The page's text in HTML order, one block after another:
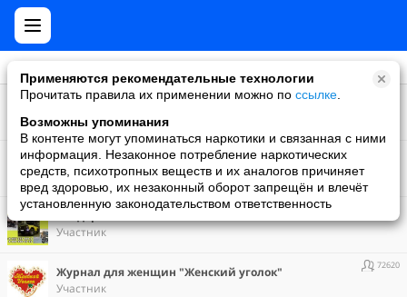
Применяются рекомендательные технологии
Прочитать правила их применении можно по ссылке
Возможны упоминания
В контенте могут упоминаться наркотики и связанная с ними
информация. Незаконное потребление наркотических
средств, психотропных веществ и их аналогов причиняет
вред здоровью, их незаконный оборот запрещён и влечёт
установленную законодательством ответственность
Авто-тюнинг
Участник
АвтоМир
Участник
Внедорожник 73
Участник
Журнал для женщин "Женский уголок"
Участник
72620